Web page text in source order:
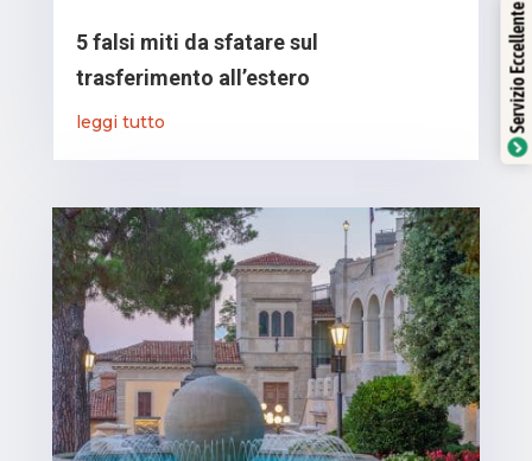
5 falsi miti da sfatare sul
trasferimento all’estero
leggi tutto Servizio Eccellente